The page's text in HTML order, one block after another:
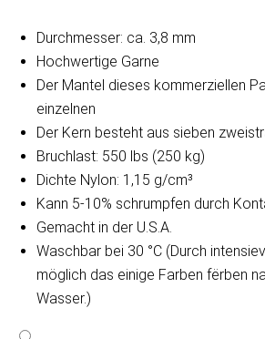
Durchmesser: ca. 3,8 mm
Hochwertige Garne
Der Mantel dieses kommerziellen
einzelnen
Der Kern besteht aus sieben
Bruchlast: 550 lbs (250 kg)
Dichte Nylon: 1,15 g/cm³
Kann 5-10% schrumpfen durch
Gemacht in der U.S.A.
Waschbar bei 30 °C (Durch
möglich das einige Farben fërben
Wasser.)